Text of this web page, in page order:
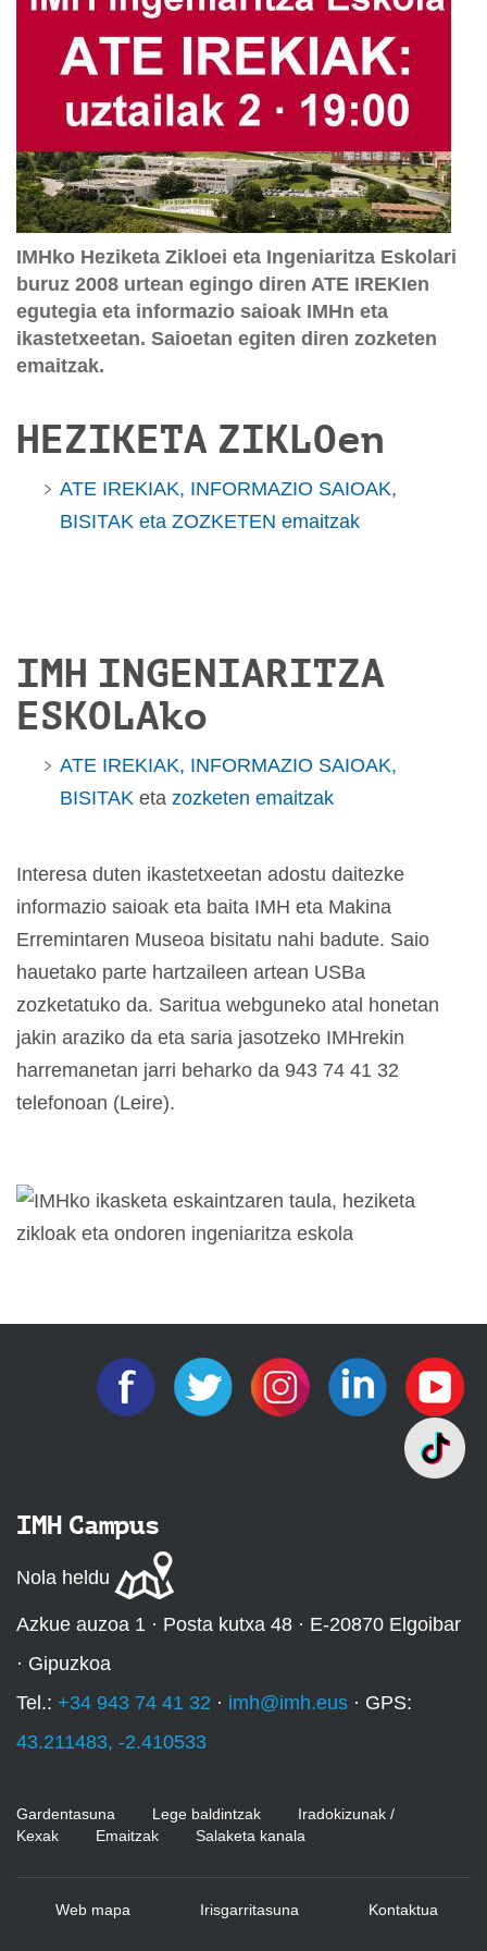
IMHko Heziketa Zikloei eta Ingeniaritza Eskolari
buruz 2008 urtean egingo diren ATE IREKIen
egutegia eta informazio saioak IMHn eta
ikastetxeetan. Saioetan egiten diren zozketen
emaitzak.
HEZIKETA ZIKLOen
ATE IREKIAK, INFORMAZIO SAIOAK,
BISITAK eta ZOZKETEN emaitzak
IMH INGENIARITZA
ESKOLAko
ATE IREKIAK, INFORMAZIO SAIOAK,
BISITAK eta zozketen emaitzak
Interesa duten ikastetxeetan adostu daitezke
informazio saioak eta baita IMH eta Makina
Erremintaren Museoa bisitatu nahi badute. Saio
hauetako parte hartzaileen artean USBa
zozketatuko da. Saritua webguneko atal honetan
jakin araziko da eta saria jasotzeko IMHrekin
harremanetan jarri beharko da 943 74 41 32
telefonoan (Leire).
IMH Campus
Nola heldu
Azkue auzoa 1 · Posta kutxa 48 · E-20870 Elgoibar
· Gipuzkoa
Tel.: +34 943 74 41 32 · imh@imh.eus · GPS:
43.211483, -2.410533
Gardentasuna Lege baldintzak
Iradokizunak /
Kexak
Emaitzak Salaketa kanala
Web mapa Irisgarritasuna Kontaktua